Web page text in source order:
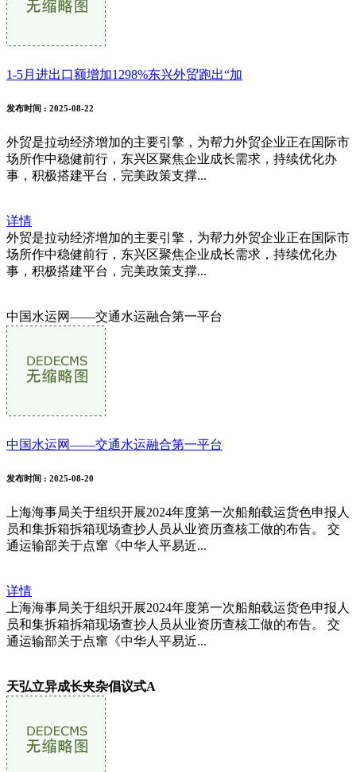
1-5月进出口额增加1298%东兴外贸跑出“加
发布时间 : 2025-08-22
外贸是拉动经济增加的主要引擎，为帮力外贸企业正在国际市
场所作中稳健前行，东兴区聚焦企业成长需求，持续优化办
事，积极搭建平台，完美政策支撑...
详情
外贸是拉动经济增加的主要引擎，为帮力外贸企业正在国际市
场所作中稳健前行，东兴区聚焦企业成长需求，持续优化办
事，积极搭建平台，完美政策支撑...
中国水运网——交通水运融合第一平台
中国水运网——交通水运融合第一平台
发布时间 : 2025-08-20
上海海事局关于组织开展2024年度第一次船舶载运货色申报人
员和集拆箱拆箱现场查抄人员从业资历查核工做的布告。 交
通运输部关于点窜《中华人平易近...
详情
上海海事局关于组织开展2024年度第一次船舶载运货色申报人
员和集拆箱拆箱现场查抄人员从业资历查核工做的布告。 交
通运输部关于点窜《中华人平易近...
天弘立异成长夹杂倡议式A